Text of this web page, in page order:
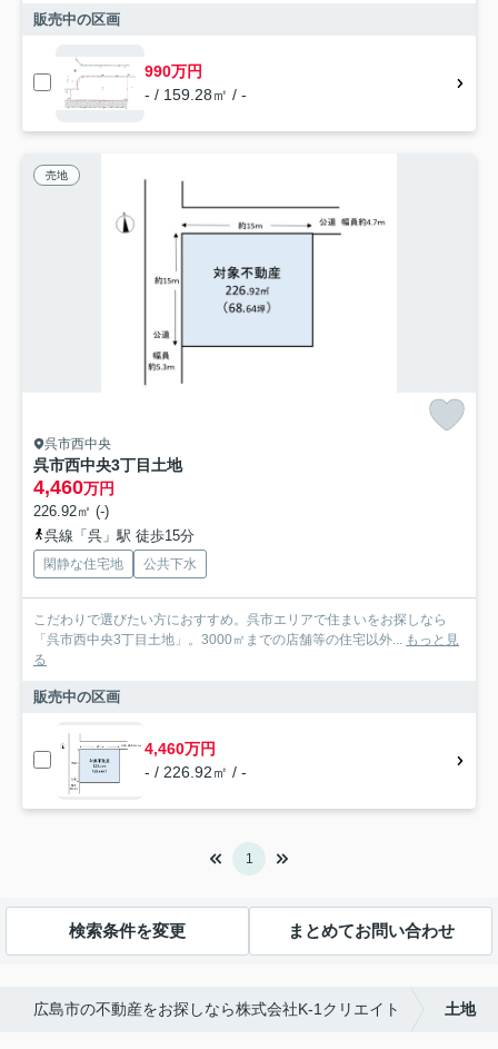
販売中の区画
990万円
- / 159.28㎡ / -
売地
呉市西中央
呉市西中央3丁目土地
4,460万円
226.92㎡ (-)
呉線「呉」駅 徒歩15分
閑静な住宅地 公共下水
こだわりで選びたい方におすすめ。呉市エリアで住まいをお探しなら
「呉市西中央3丁目土地」。3000㎡までの店舗等の住宅以外... もっと見
る
販売中の区画
4,460万円
- / 226.92㎡ / -
1
検索条件を変更 まとめてお問い合わせ
広島市の不動産をお探しなら株式会社K-1クリエイト 土地